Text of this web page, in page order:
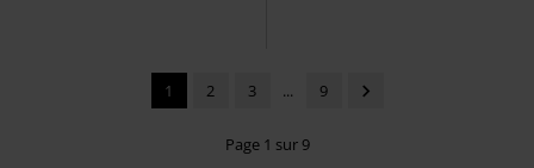
1 2 3 ... 9
Page 1 sur 9